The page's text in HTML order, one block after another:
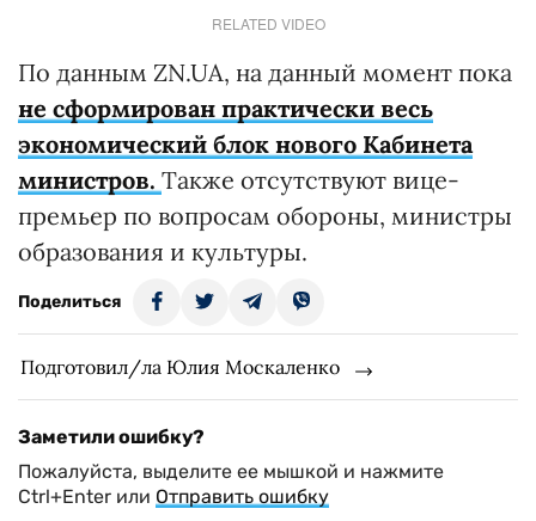
RELATED VIDEO
По данным ZN.UA, на данный момент пока
не сформирован практически весь
экономический блок нового Кабинета
министров. Также отсутствуют вице-
премьер по вопросам обороны, министры
образования и культуры.
Поделиться
Подготовил/ла Юлия Москаленко
Заметили ошибку?
Пожалуйста, выделите ее мышкой и нажмите
Ctrl+Enter или Отправить ошибку